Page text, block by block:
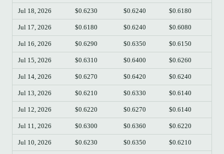
Jul 18, 2026 $0.6230 $0.6240 $0.6180
Jul 17, 2026 $0.6180 $0.6240 $0.6080
Jul 16, 2026 $0.6290 $0.6350 $0.6150
Jul 15, 2026 $0.6310 $0.6400 $0.6260
Jul 14, 2026 $0.6270 $0.6420 $0.6240
Jul 13, 2026 $0.6210 $0.6330 $0.6140
Jul 12, 2026 $0.6220 $0.6270 $0.6140
Jul 11, 2026 $0.6300 $0.6360 $0.6220
Jul 10, 2026 $0.6230 $0.6350 $0.6210